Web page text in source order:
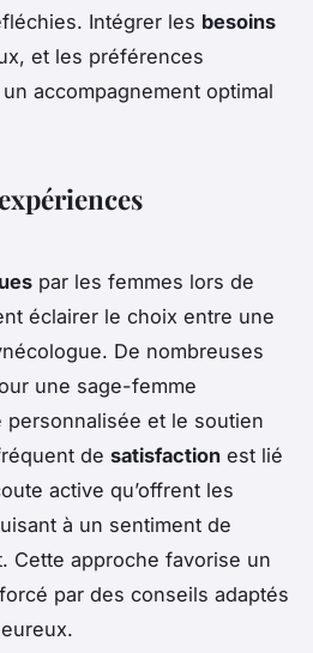
Intégrer les besoins
et les préférences
accompagnement optimal
par les femmes lors de
éclairer le choix entre une
De nombreuses
une sage-femme
personnalisée et le soutien
de satisfaction est lié
active qu’offrent les
à un sentiment de
Cette approche favorise un
par des conseils adaptés